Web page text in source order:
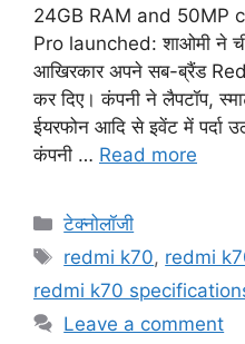
24GB RAM and 50MP
Pro launched: शाओमी ने
आखिरकार अपने सब-ब्रैंड
कर दिए। कंपनी ने लैपटॉप,
ईयरफोन आदि से इवेंट में पर्दा
कंपनी … Read more
Categories
टेक्नोलॉजी
Tags
redmi k70, redmi
redmi k70
Leave a comment